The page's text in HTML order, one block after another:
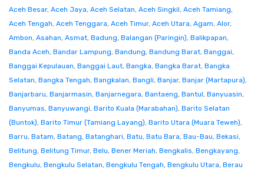
Aceh Besar, Aceh Jaya, Aceh Selatan, Aceh Singkil, Aceh Tamiang,
Aceh Tengah, Aceh Tenggara, Aceh Timur, Aceh Utara, Agam, Alor,
Ambon, Asahan, Asmat, Badung, Balangan (Paringin), Balikpapan,
Banda Aceh, Bandar Lampung, Bandung, Bandung Barat, Banggai,
Banggai Kepulauan, Banggai Laut, Bangka, Bangka Barat, Bangka
Selatan, Bangka Tengah, Bangkalan, Bangli, Banjar, Banjar (Martapura),
Banjarbaru, Banjarmasin, Banjarnegara, Bantaeng, Bantul, Banyuasin,
Banyumas, Banyuwangi, Barito Kuala (Marabahan), Barito Selatan
(Buntok), Barito Timur (Tamiang Layang), Barito Utara (Muara Teweh),
Barru, Batam, Batang, Batanghari, Batu, Batu Bara, Bau-Bau, Bekasi,
Belitung, Belitung Timur, Belu, Bener Meriah, Bengkalis, Bengkayang,
Bengkulu, Bengkulu Selatan, Bengkulu Tengah, Bengkulu Utara, Berau